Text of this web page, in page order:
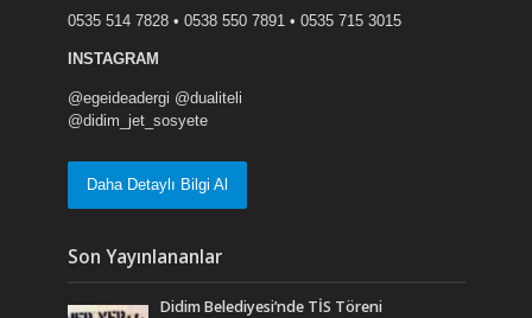
0535 514 7828 • 0538 550 7891 • 0535 715 3015
INSTAGRAM
@egeideadergi @dualiteli
@didim_jet_sosyete
Daha Detaylı Bilgi Al
Son Yayınlananlar
Didim Belediyesi’nde TİS Töreni